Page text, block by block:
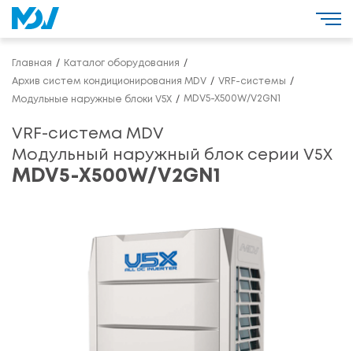
Главная Каталог оборудования
Архив систем кондиционирования MDV VRF-системы
Модульные наружные блоки V5X MDV5-X500W/V2GN1
VRF-система MDV
Модульный наружный блок серии V5X
MDV5-X500W/V2GN1